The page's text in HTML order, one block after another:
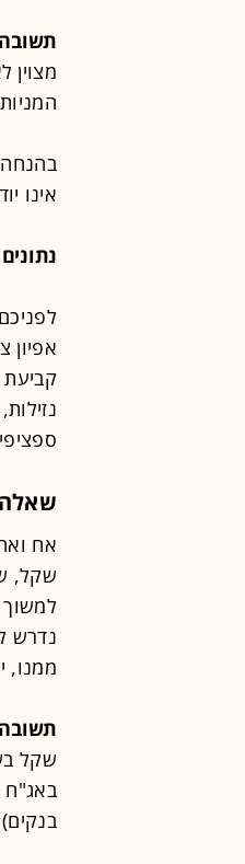
מצוין
בהנחה
אינו
נתונים
אפיון
שאלה 12
שקל,
נדרש
ממנו,
שקל
באג"ח